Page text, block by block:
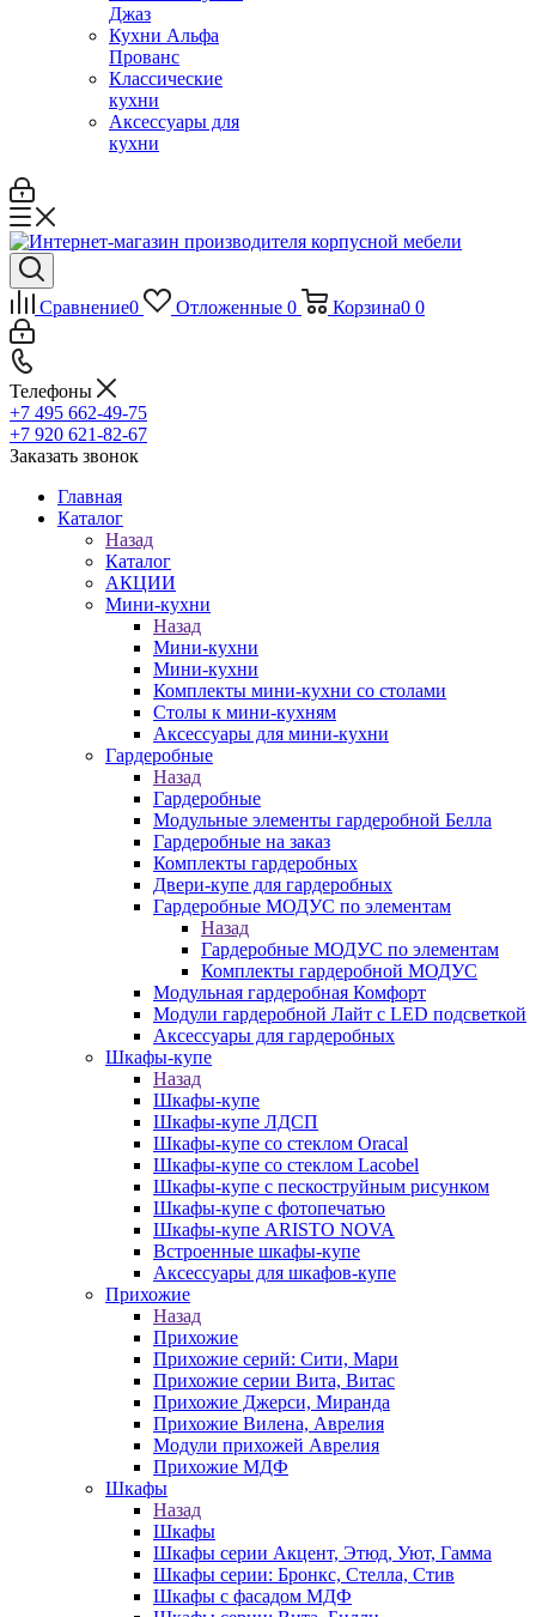
Джаз
Кухни Альфа
Прованс
Классические
кухни
Аксессуары для
кухни
Сравнение0 Отложенные 0 Корзина0 0
Телефоны
+7 495 662-49-75
+7 920 621-82-67
Заказать звонок
Главная
Каталог
Назад
Каталог
АКЦИИ
Мини-кухни
Назад
Мини-кухни
Мини-кухни
Комплекты мини-кухни со столами
Столы к мини-кухням
Аксессуары для мини-кухни
Гардеробные
Назад
Гардеробные
Модульные элементы гардеробной Белла
Гардеробные на заказ
Комплекты гардеробных
Двери-купе для гардеробных
Гардеробные МОДУС по элементам
Назад
Гардеробные МОДУС по элементам
Комплекты гардеробной МОДУС
Модульная гардеробная Комфорт
Модули гардеробной Лайт с LED подсветкой
Аксессуары для гардеробных
Шкафы-купе
Назад
Шкафы-купе
Шкафы-купе ЛДСП
Шкафы-купе со стеклом Oracal
Шкафы-купе со стеклом Lacobel
Шкафы-купе с пескоструйным рисунком
Шкафы-купе с фотопечатью
Шкафы-купе ARISTO NOVA
Встроенные шкафы-купе
Аксессуары для шкафов-купе
Прихожие
Назад
Прихожие
Прихожие серий: Сити, Мари
Прихожие серии Вита, Витас
Прихожие Джерси, Миранда
Прихожие Вилена, Аврелия
Модули прихожей Аврелия
Прихожие МДФ
Шкафы
Назад
Шкафы
Шкафы серии Акцент, Этюд, Уют, Гамма
Шкафы серии: Бронкс, Стелла, Стив
Шкафы с фасадом МДФ